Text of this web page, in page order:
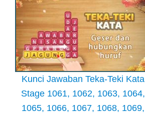
Kunci Jawaban Teka-Teki Kata
Stage 1061, 1062, 1063, 1064,
1065, 1066, 1067, 1068, 1069,